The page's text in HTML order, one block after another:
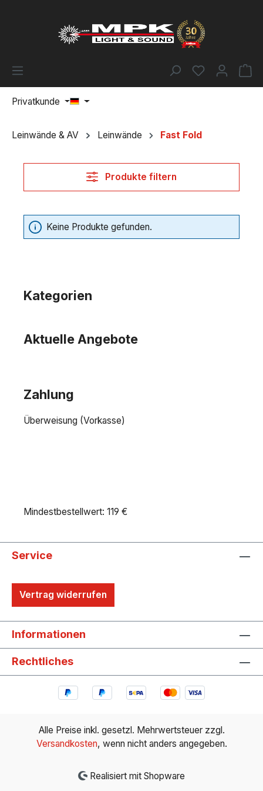
Du hast 0
Privatkunde
Leinwände & AV Leinwände Fast Fold
Kategorien
Aktuelle Angebote
Zahlung
Überweisung (Vorkasse)
Mindestbestellwert: 119 €
Produkte filtern
Keine Produkte gefunden.
Service
Vertrag widerrufen
Informationen
Rechtliches
Alle Preise inkl. gesetzl. Mehrwertsteuer zzgl.
Versandkosten, wenn nicht anders angegeben.
Realisiert mit Shopware